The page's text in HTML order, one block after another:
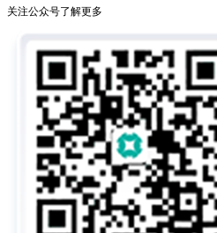
关注公众号了解更多